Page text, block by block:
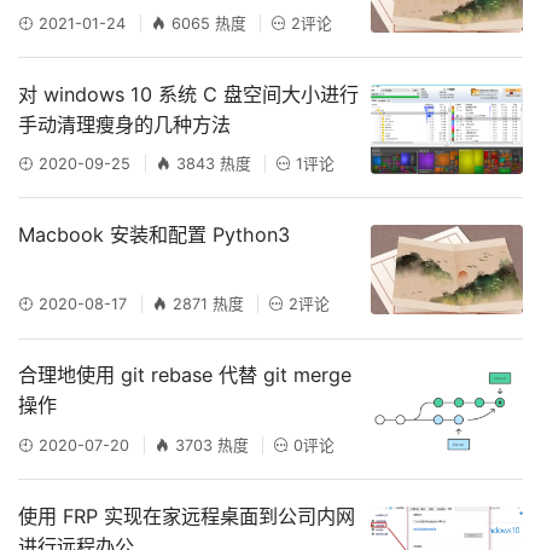
2021-01-24 6065 热度 2评论
对 windows 10 系统 C 盘空间大小进行
手动清理瘦身的几种方法
2020-09-25 3843 热度 1评论
Macbook 安装和配置 Python3
2020-08-17 2871 热度 2评论
合理地使用 git rebase 代替 git merge
操作
2020-07-20 3703 热度 0评论
使用 FRP 实现在家远程桌面到公司内网